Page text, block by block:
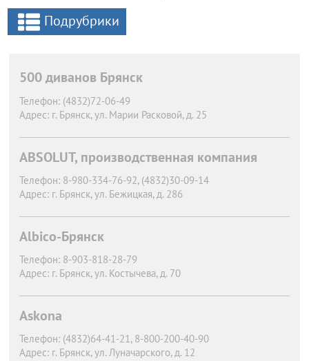
Подрубрики
500 диванов Брянск
Телефон: (4832)72-06-49
Адрес: г. Брянск, ул. Марии Расковой, д. 25
ABSOLUT, производственная компания
Телефон: 8-980-334-76-92, (4832)30-09-14
Адрес: г. Брянск, ул. Бежицкая, д. 286
Albico-Брянск
Телефон: 8-903-818-28-79
Адрес: г. Брянск, ул. Костычева, д. 70
Askona
Телефон: (4832)64-41-21, 8-800-200-40-90
Адрес: г. Брянск, ул. Луначарского, д. 12